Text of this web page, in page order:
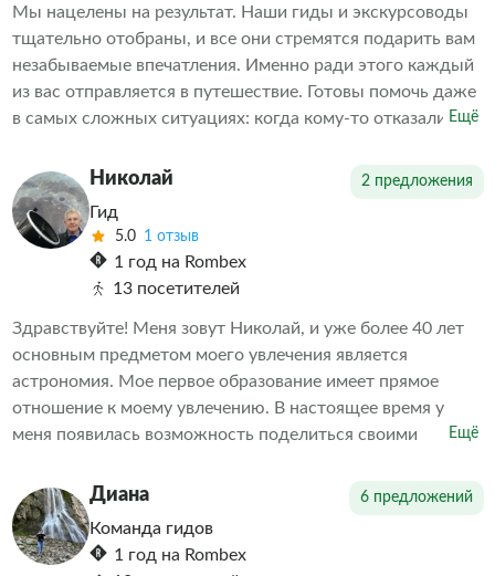
Мы нацелены на результат. Наши гиды и экскурсоводы
тщательно отобраны, и все они стремятся подарить вам
незабываемые впечатления. Именно ради этого каждый
из вас отправляется в путешествие. Готовы помочь даже
в самых сложных ситуациях: когда кому-то отказали в
впечатления от проведенных экскурсий другими
организаторами. Делаем всё возможное, чтобы наши
клиенты остались довольны. А дальше выбор за вами
Ещё
Николай 2 предложения
Гид
5.0 1 отзыв
1 год на Rombex
13 посетителей
Здравствуйте! Меня зовут Николай, и уже более 40 лет
основным предметом моего увлечения является
астрономия. Мое первое образование имеет прямое
отношение к моему увлечению. В настоящее время у
меня появилась возможность поделиться своими
эта тема. Мне также интересна история, современность,
будущее Российской (Советской) и зарубежной
космонавтики, в том числе в части исследования
объектов Солнечной системы. С радостью расскажу
Ещё
Диана 6 предложений
Команда гидов
1 год на Rombex